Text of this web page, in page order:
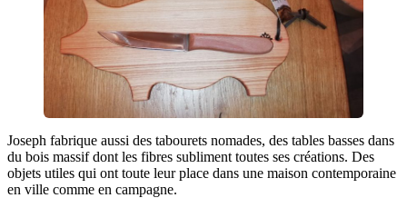
Joseph fabrique aussi des tabourets nomades, des tables basses dans
du bois massif dont les fibres subliment toutes ses créations. Des
objets utiles qui ont toute leur place dans une maison contemporaine
en ville comme en campagne.